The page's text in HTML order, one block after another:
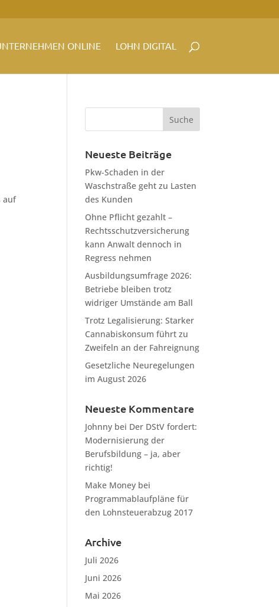
ONLINE LOHN DIGITAL
auf
Neueste Beiträge
Pkw-Schaden in der
Waschstraße geht zu Lasten
des Kunden
Ohne Pflicht gezahlt –
Rechtsschutzversicherung
kann Anwalt dennoch in
Regress nehmen
Ausbildungsumfrage 2026:
Betriebe bleiben trotz
widriger Umstände am Ball
Trotz Legalisierung: Starker
Cannabiskonsum führt zu
Zweifeln an der Fahreignung
Gesetzliche Neuregelungen
im August 2026
Neueste Kommentare
Johnny bei Der DStV fordert:
Modernisierung der
Berufsbildung – ja, aber
richtig!
Make Money bei
Programmablaufpläne für
den Lohnsteuerabzug 2017
Archive
Juli 2026
Juni 2026
Mai 2026